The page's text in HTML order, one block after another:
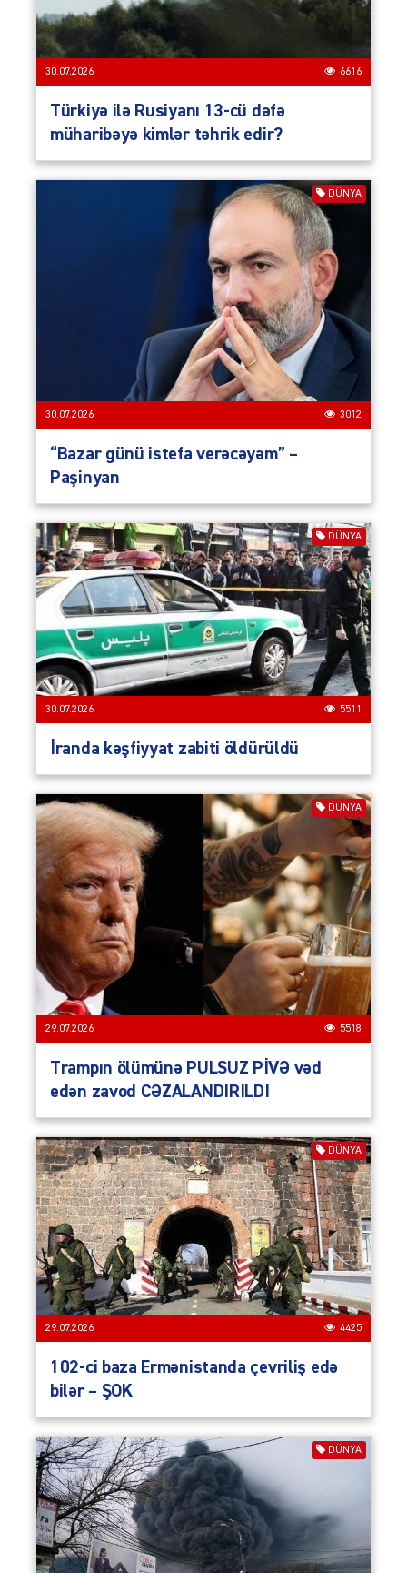
30.07.2026 6616
Türkiyə ilə Rusiyanı 13-cü dəfə
müharibəyə kimlər təhrik edir?
DÜNYA
30.07.2026 3012
“Bazar günü istefa verəcəyəm” –
Paşinyan
DÜNYA
30.07.2026 5511
İranda kəşfiyyat zabiti öldürüldü
DÜNYA
29.07.2026 5518
Trampın ölümünə PULSUZ PİVƏ vəd
edən zavod CƏZALANDIRILDI
DÜNYA
29.07.2026 4425
102-ci baza Ermənistanda çevriliş edə
bilər – ŞOK
DÜNYA